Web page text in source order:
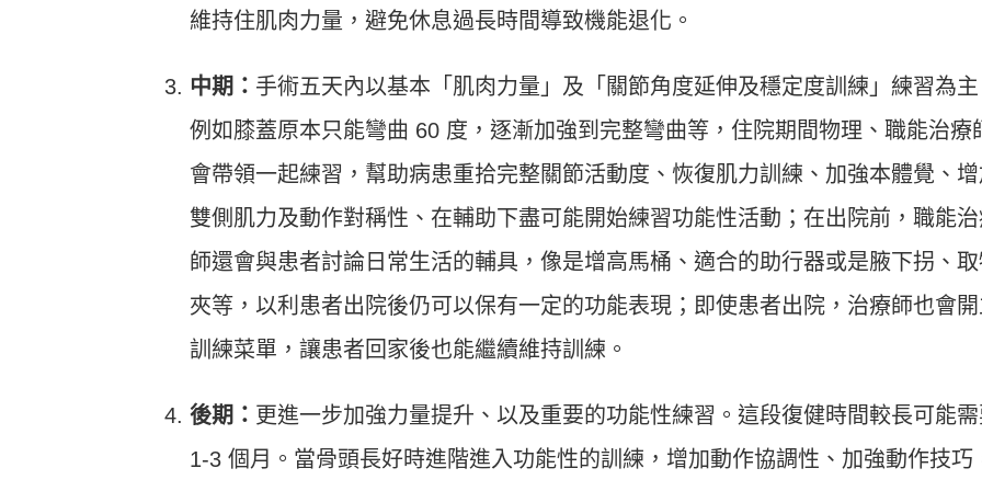
維持住肌肉力量，避免休息過長時間導致機能退化。
中期： 手術五天內以基本「肌肉力量」及「關節角度延伸及穩定度訓練」練習為主
例如膝蓋原本只能彎曲 60 度，逐漸加強到完整彎曲等，住院期間物理、職能治療
會帶領一起練習，幫助病患重拾完整關節活動度、恢復肌力訓練、加強本體覺、增
雙側肌力及動作對稱性、在輔助下盡可能開始練習功能性活動；在出院前，職能
師還會與患者討論日常生活的輔具，像是增高馬桶、適合的助行器或是腋下拐、取
夾等，以利患者出院後仍可以保有一定的功能表現；即使患者出院，治療師也會開
訓練菜單，讓患者回家後也能繼續維持訓練。
後期： 更進一步加強力量提升、以及重要的功能性練習。這段復健時間較長可能
1-3 個月。當骨頭長好時進階進入功能性的訓練，增加動作協調性、加強動作技巧